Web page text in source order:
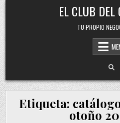
Skip
to
content
EL CLUB DEL
TU PROPIO
Etiqueta:
otoño